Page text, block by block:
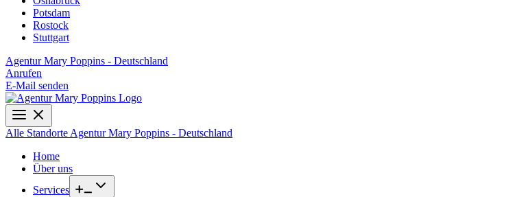
Potsdam
Rostock
Stuttgart
Agentur Mary Poppins - Deutschland
Anrufen
E-Mail senden
Alle Standorte Agentur Mary Poppins - Deutschland
Home
Über uns
Services